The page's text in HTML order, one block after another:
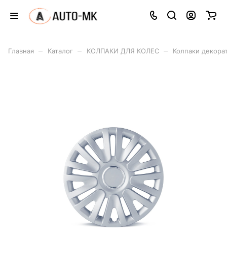
Главная Каталог КОЛПАКИ ДЛЯ КОЛЕС Колпаки